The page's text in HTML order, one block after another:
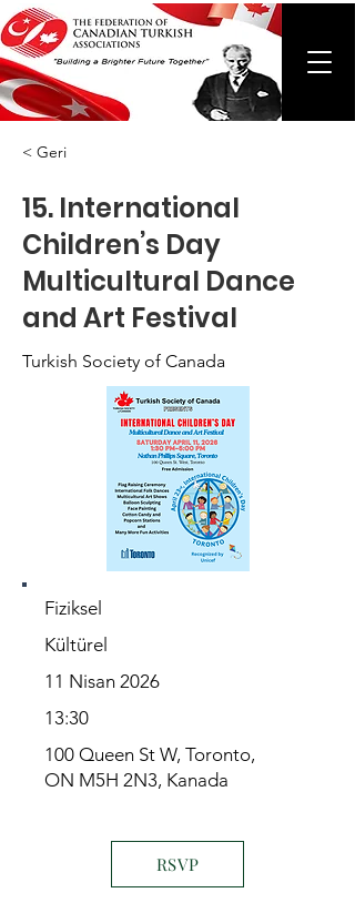
< Geri
15. International
Children’s Day
Multicultural Dance
and Art Festival
Turkish Society of Canada
Fiziksel
Kültürel
11 Nisan 2026
13:30
100 Queen St W, Toronto,
ON M5H 2N3, Kanada
RSVP